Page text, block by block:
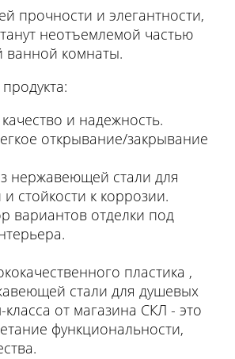
прочности и элегантности,
неотъемлемой частью
ванной комнаты.
и надежность.
открывание/закрывание
нержавеющей стали для
стойкости к коррозии.
вариантов отделки под
пластика ,
стали для душевых
от магазина СКЛ - это
функциональности,